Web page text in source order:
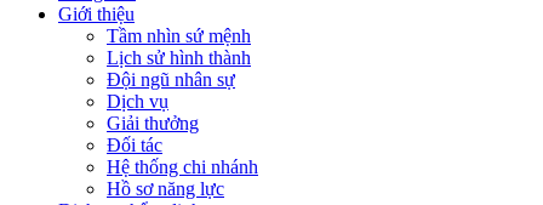
Giới thiệu
Tầm nhìn sứ mệnh
Lịch sử hình thành
Đội ngũ nhân sự
Dịch vụ
Giải thưởng
Đối tác
Hệ thống chi nhánh
Hồ sơ năng lực